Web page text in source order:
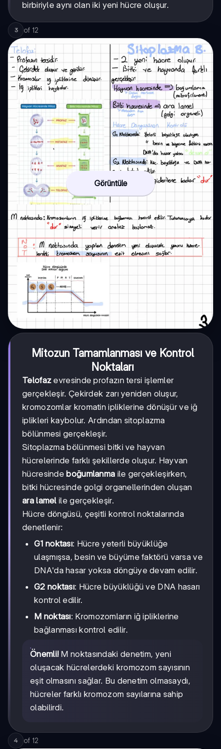
birbiriyle aynı olan iki yeni hücre oluşur.
3 of 12
Görüntüle
Mitozun Tamamlanması ve Kontrol
Noktaları
Telofaz evresinde profazın tersi işlemler
gerçekleşir. Çekirdek zarı yeniden oluşur,
kromozomlar kromatin ipliklerine dönüşür ve iğ
iplikleri kaybolur. Ardından sitoplazma
bölünmesi gerçekleşir.
Sitoplazma bölünmesi bitki ve hayvan
hücrelerinde farklı şekillerde oluşur. Hayvan
hücresinde boğumlanma ile gerçekleşirken,
bitki hücresinde golgi organellerinden oluşan
ara lamel ile gerçekleşir.
Hücre döngüsü, çeşitli kontrol noktalarında
denetlenir:
G1 noktası: Hücre yeterli büyüklüğe
ulaşmışsa, besin ve büyüme faktörü varsa ve
DNA'da hasar yoksa döngüye devam edilir.
G2 noktası: Hücre büyüklüğü ve DNA hasarı
kontrol edilir.
M noktası: Kromozomların iğ ipliklerine
bağlanması kontrol edilir.
Önemli! M noktasındaki denetim, yeni
oluşacak hücrelerdeki kromozom sayısının
eşit olmasını sağlar. Bu denetim olmasaydı,
hücreler farklı kromozom sayılarına sahip
olabilirdi.
4 of 12